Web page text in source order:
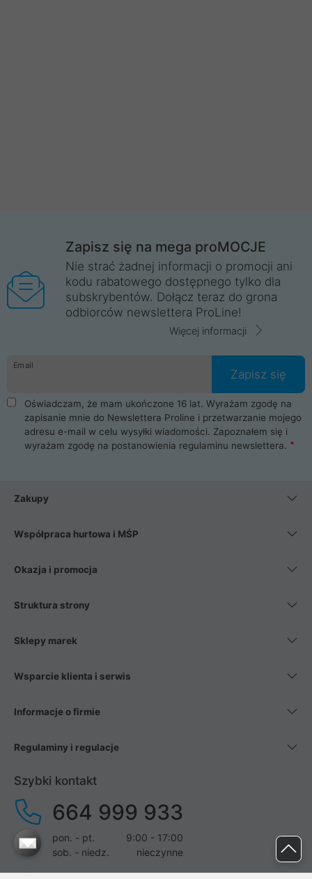
Zapisz się na mega proMOCJE
Nie strać żadnej informacji o promocji ani
kodu rabatowego dostępnego tylko dla
subskrybentów. Dołącz teraz do grona
odbiorców newslettera ProLine!
Więcej informacji
Email
Zapisz się
Oświadczam, że mam ukończone 16 lat. Wyrażam zgodę na
zapisanie mnie do Newslettera Proline i przetwarzanie mojego
adresu e-mail w celu wysyłki wiadomości. Zapoznałem się i
wyrażam zgodę na postanowienia regulaminu newslettera.
Zakupy
Współpraca hurtowa i MŚP
Okazja i promocja
Struktura strony
Sklepy marek
Wsparcie klienta i serwis
Informacje o firmie
Regulaminy i regulacje
Szybki kontakt
664 999 933
pon. - pt.
9:00 - 17:00
sob. - niedz.
nieczynne